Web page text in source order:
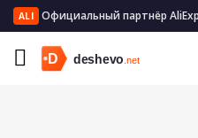
ALI Официальный партнёр
Главная Автомобили и